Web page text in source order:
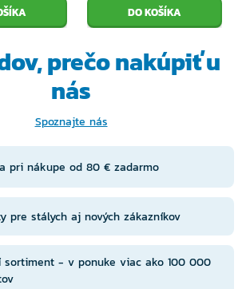
prečonakúpiť u
nás
Spoznajte nás
pri nákupe od 80 € zadarmo
pre stálych aj nových zákazníkov
sortiment - v ponuke viac ako 100 000